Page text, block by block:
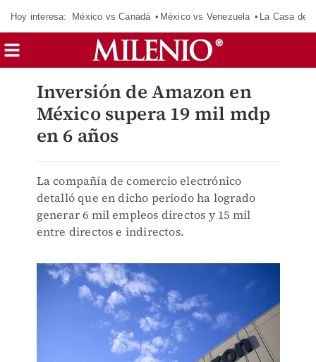
Hoy interesa: México vs Canadá México vs Venezuela La Casa de
Inversión de Amazon en
México supera 19 mil mdp
en 6 años
La compañía de comercio electrónico
detalló que en dicho periodo ha logrado
generar 6 mil empleos directos y 15 mil
entre directos e indirectos.